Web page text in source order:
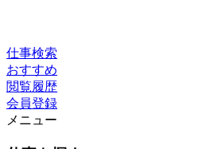
仕事検索
おすすめ
閲覧履歴
会員登録
メニュー